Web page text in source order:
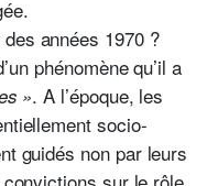
années 1970 ?
phénomène qu’il a
». A l’époque, les
socio-
guidés non par leurs